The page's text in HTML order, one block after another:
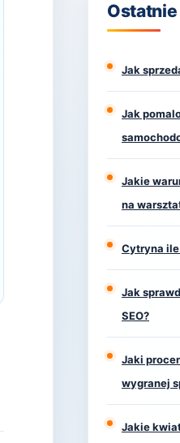
Jak
Jak
Jakie
na
Cytryna
Jak
SEO?
Jaki
wygranej
Jakie